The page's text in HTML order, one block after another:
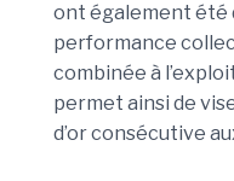
ont également été
performance
combinée à
permet ainsi de
d’or consécutive